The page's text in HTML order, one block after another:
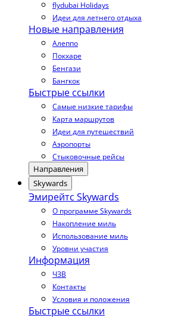
flydubai Holidays
Идеи для летнего отдыха
Новые направления
Алеппо
Покхаре
Бенгази
Бангкок
Быстрые ссылки
Самые низкие тарифы
Карта маршрутов
Идеи для путешествий
Аэропорты
Стыковочные рейсы
Направления
Skywards
Эмирейтс Skywards
О программе Skywards
Накопление миль
Использование миль
Уровни участия
Информация
ЧЗВ
Контакты
Условия и положения
Быстрые ссылки